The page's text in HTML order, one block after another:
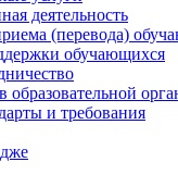
деятельность
(перевода)
обучающихся
образовательной
и требования